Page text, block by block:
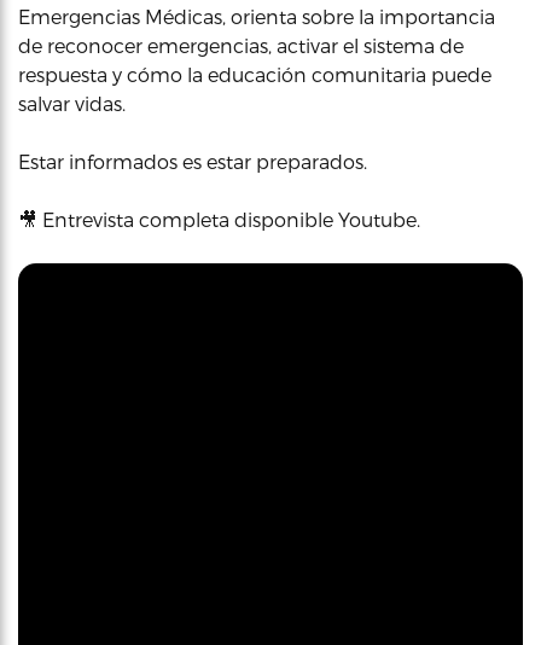
Emergencias Médicas, orienta sobre la importancia
de reconocer emergencias, activar el sistema de
respuesta y cómo la educación comunitaria puede
salvar vidas.
Estar informados es estar preparados.
🎥 Entrevista completa disponible Youtube.